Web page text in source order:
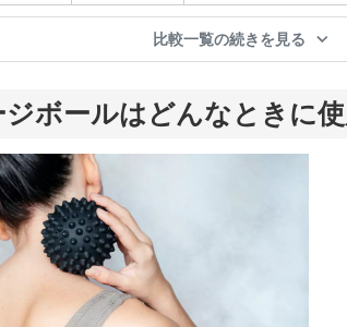
比較一覧の続きを見る
ボールはどんなときに